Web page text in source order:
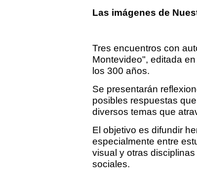
Las imágenes de
Tres encuentros con
Montevideo", editada
los 300 años.
Se presentarán
posibles respuestas
diversos temas que
El objetivo es difundir
especialmente entre
visual y otras
sociales.